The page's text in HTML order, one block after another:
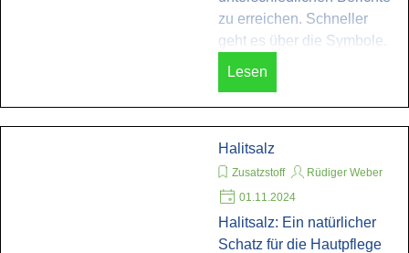
zu erreichen. Schneller
geht es über die Symbole.
Lesen
Halitsalz
Zusatzstoff
Rüdiger Weber
01.11.2024
Halitsalz: Ein natürlicher
Schatz für die Hautpflege